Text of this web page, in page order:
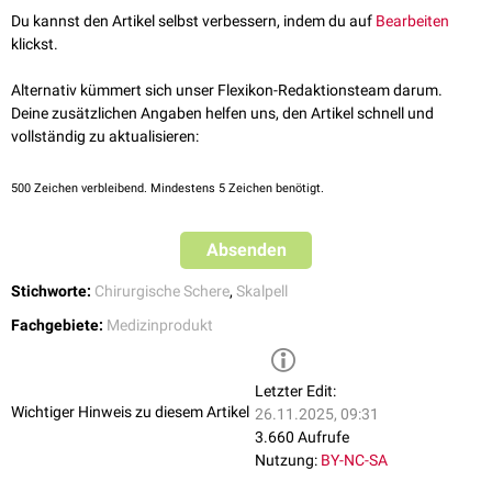
...nach Form
Spitze Instrumente werden zur Eröffnung und zur aktiven
Skalpelle,Scheren
Stumpfe Instrumente werden zum Halten oder Abklemmen von
Strukturen und Gefäßen verwendet, z.B.
Skalpell
einem stielartigen Griff
Präparation
anatomisch
stumpf
Pinzette mit glattem Ende
Festhalten von
Strukturen
Du kannst den Artikel selbst verbessern, indem du auf Bearbeiten
klickst.
Alternativ kümmert sich unser Flexikon-Redaktionsteam darum.
Deine zusätzlichen Angaben helfen uns, den Artikel schnell und
vollständig zu aktualisieren:
500 Zeichen verbleibend. Mindestens 5 Zeichen benötigt.
Absenden
Stichworte: Chirurgische Schere, Skalpell
Fachgebiete: Medizinprodukt
Wichtiger Hinweis zu diesem Artikel
Letzter Edit:
26.11.2025, 09:31
3.660 Aufrufe
Nutzung: BY-NC-SA